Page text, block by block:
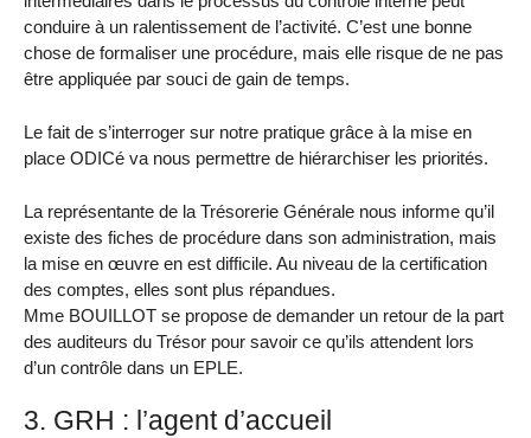
conduire à un ralentissement de l’activité. C’est une bonne
chose de formaliser une procédure, mais elle risque de ne pas
être appliquée par souci de gain de temps.
Le fait de s’interroger sur notre pratique grâce à la mise en
place ODICé va nous permettre de hiérarchiser les priorités.
La représentante de la Trésorerie Générale nous informe qu’il
existe des fiches de procédure dans son administration, mais
la mise en œuvre en est difficile. Au niveau de la certification
des comptes, elles sont plus répandues.
Mme BOUILLOT se propose de demander un retour de la part
des auditeurs du Trésor pour savoir ce qu’ils attendent lors
d’un contrôle dans un EPLE.
3. GRH : l’agent d’accueil